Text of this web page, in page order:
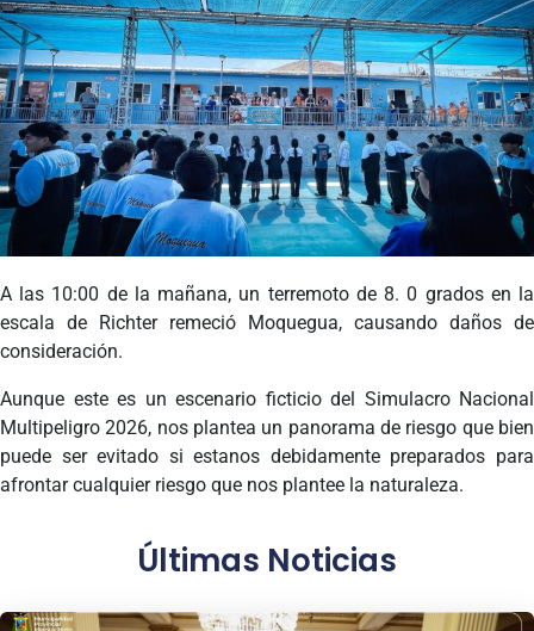
A las 10:00 de la mañana, un terremoto de 8. 0 grados en la
escala de Richter remeció Moquegua, causando daños de
consideración.
Aunque este es un escenario ficticio del Simulacro Nacional
Multipeligro 2026, nos plantea un panorama de riesgo que bien
puede ser evitado si estanos debidamente preparados para
afrontar cualquier riesgo que nos plantee la naturaleza.
Últimas Noticias